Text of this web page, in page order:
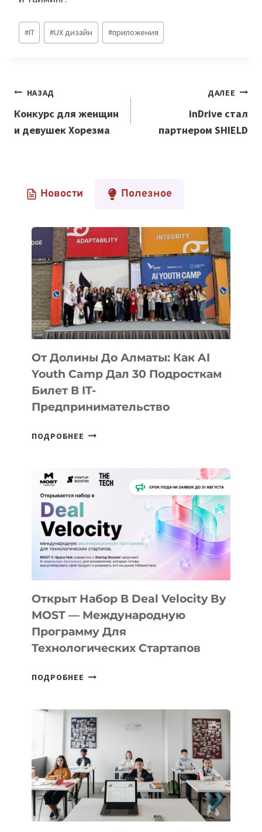
Метки
записи:
#IT #UX дизайн #приложения
Навигация
по
записям
НАЗАД
Конкурс для женщин
и девушек Хорезма
ДАЛЕЕ
inDrive стал
партнером SHIELD
Новости Полезное
От Долины До Алматы: Как AI
Youth Camp Дал 30 Подросткам
Билет В IT-
Предпринимательство
ПОДРОБНЕЕ ОТ
АЛМАТЫ:
КАК
AI
YOUTH
CAMP
ДАЛ
30
ПОДРОСТКАМ
БИЛЕТ
В
ПРЕДПРИНИМАТЕЛЬСТВО
Открыт Набор В Deal Velocity By
MOST — Международную
Программу Для
Технологических Стартапов
ПОДРОБНЕЕ ОТКРЫТ
DEAL
VELOCITY
BY
MOST
—
МЕЖДУНАРОДНУЮ
ПРОГРАММУ
ДЛЯ